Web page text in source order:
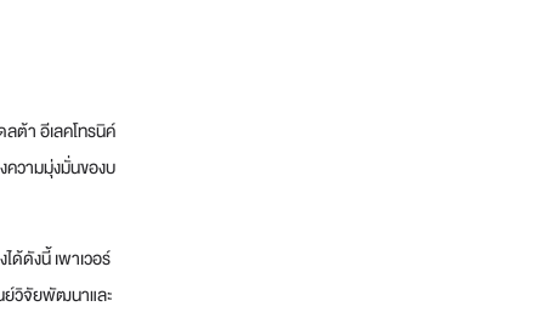
ต้า อีเลคโทรนิค์
ความมุ่งมั่นของบ
ด้ดังนี้ เพาเวอร์
ย์วิจัยพัฒนาและ